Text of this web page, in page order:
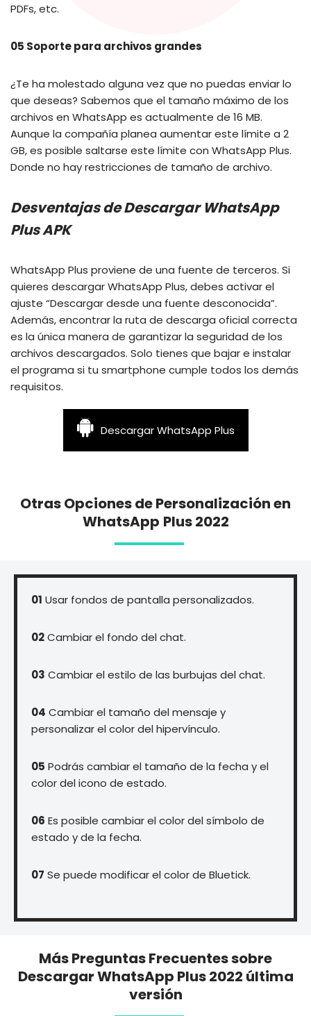
PDFs, etc.
05 Soporte para archivos grandes
¿Te ha molestado alguna vez que no puedas enviar lo
que deseas? Sabemos que el tamaño máximo de los
archivos en WhatsApp es actualmente de 16 MB.
Aunque la compañía planea aumentar este límite a 2
GB, es posible saltarse este límite con WhatsApp Plus.
Donde no hay restricciones de tamaño de archivo.
Desventajas de Descargar WhatsApp
Plus APK
WhatsApp Plus proviene de una fuente de terceros. Si
quieres descargar WhatsApp Plus, debes activar el
ajuste “Descargar desde una fuente desconocida”.
Además, encontrar la ruta de descarga oficial correcta
es la única manera de garantizar la seguridad de los
archivos descargados. Solo tienes que bajar e instalar
el programa si tu smartphone cumple todos los demás
requisitos.
Descargar WhatsApp Plus
Otras Opciones de Personalización en
WhatsApp Plus 2022
01 Usar fondos de pantalla personalizados.
02Cambiar el fondo del chat.
03 Cambiar el estilo de las burbujas del chat.
04 Cambiar el tamaño del mensaje y
personalizar el color del hipervínculo.
05 Podrás cambiar el tamaño de la fecha y el
color del icono de estado.
06 Es posible cambiar el color del símbolo de
estado y de la fecha.
07 Se puede modificar el color de Bluetick.
Más Preguntas Frecuentes sobre
Descargar WhatsApp Plus 2022 última
versión